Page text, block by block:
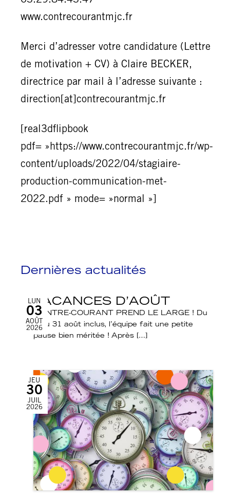
www.contrecourantmjc.fr
Merci d’adresser votre candidature (Lettre
de motivation + CV) à Claire BECKER,
directrice par mail à l’adresse suivante :
direction[at]contrecourantmjc.fr
[real3dflipbook
pdf= »https://www.contrecourantmjc.fr/wp-
content/uploads/2022/04/stagiaire-
production-communication-met-
2022.pdf » mode= »normal »]
Dernières actualités
VACANCES D’AOÛT
CONTRE-COURANT PREND LE LARGE ! Du
3 au 31 août inclus, l’équipe fait une petite
pause bien méritée ! Après […]
LUN
03
AOÛT
2026
JEU
30
JUIL
2026